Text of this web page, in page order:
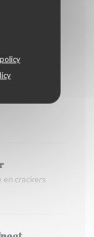
chutney,
en crackers